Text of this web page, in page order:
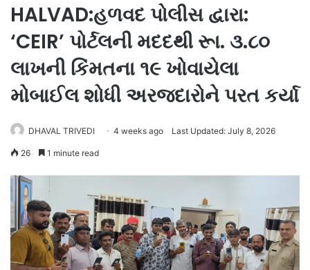
HALVAD:હળવદ પોલીસ દ્વારા:
‘CEIR’ પોર્ટલની મદદથી રૂા. ૩.૮૦
લાખની કિંમતના ૧૯ ખોવાયેલા
મોબાઈલ શોધી અરજદારોને પરત કર્યા
DHAVAL TRIVEDI 4 weeks ago Last Updated: July 8, 2026
26 1 minute read